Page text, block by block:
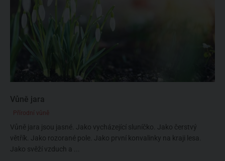
Vůně jara
Přírodní vůně
Vůně jara jsou jasné. Jako vycházející sluníčko. Jako čerstvý
větřík. Jako rozorané pole. Jako první konvalinky na kraji lesa.
Jako svěží vzduch a ...